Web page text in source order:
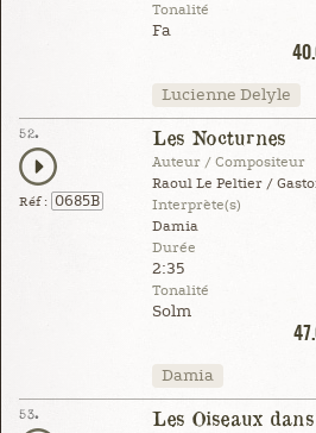
Tonalité
Fa
Lucienne Delyle
52.
Réf : 0685B
Les Nocturnes
Auteur / Compositeur
Raoul Le Peltier /
Interprète(s)
Damia
Durée
2:35
Tonalité
Solm
Damia
53. Les Oiseaux